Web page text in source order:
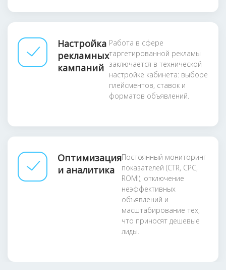
Настройка
рекламных
кампаний
Работа в сфере
таргетированной рекламы
заключается в технической
настройке кабинета: выборе
плейсментов, ставок и
форматов объявлений.
Оптимизация
и аналитика
Постоянный мониторинг
показателей (CTR, CPC,
ROMI), отключение
неэффективных
объявлений и
масштабирование тех,
что приносят дешевые
лиды.